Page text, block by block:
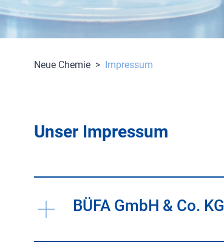
Neue Chemie > Impressum
Unser Impressum
BÜFA GmbH & Co. KG